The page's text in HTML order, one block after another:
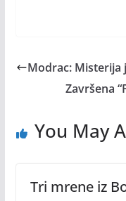
Modrac: Misterija
Završena
You May
Tri mrene iz